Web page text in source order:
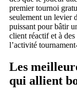
premier tournoi
seulement un levier
puissant pour bâtir
client réactif et à des
l’activité
Les
qui allient